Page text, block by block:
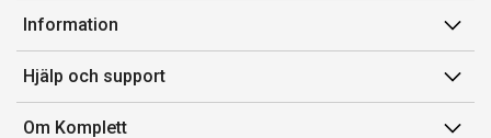
Konto
Orderhistorik
Presentkort
Komplett Club
Information
Försäljningsvillkor
Medlemsvillkor for Komplett Club
Hjälp och support
Kontakta oss
Om Komplett